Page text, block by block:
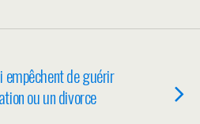
empêchent de guérir
ou un divorce